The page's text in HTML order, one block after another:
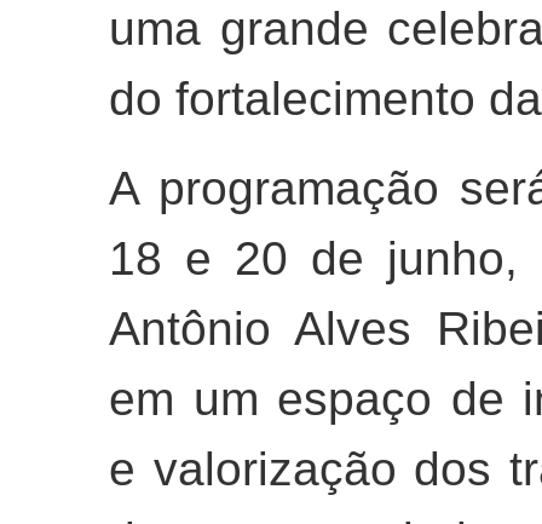
uma grande
do fortalecimento
A programação
18 e 20 de junho,
Antônio Alves
em um espaço de
e valorização dos